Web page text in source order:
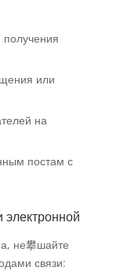
или
на
постам с
не攀шайте
связи: